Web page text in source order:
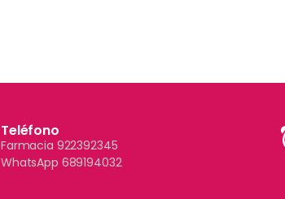
Teléfono
Farmacia 922392345
WhatsApp 689194032